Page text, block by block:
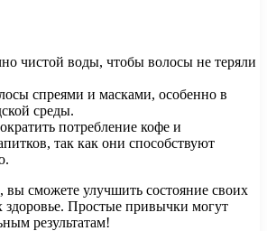
чистой воды, чтобы волосы не теряли
спреями и масками, особенно в
среды.
потребление кофе и
так как они способствуют
вы сможете улучшить состояние своих
здоровье. Простые привычки могут
результатам!